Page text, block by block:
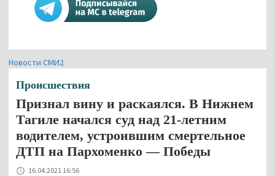
Новости СМИ2
Происшествия
Признал вину и раскаялся. В Нижнем
Тагиле начался суд над 21-летним
водителем, устроившим смертельное
ДТП на Пархоменко — Победы
16.04.2021 16:56